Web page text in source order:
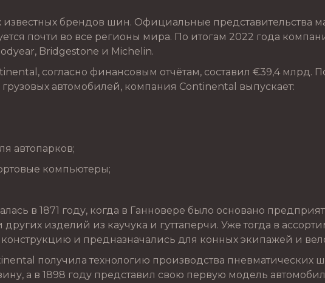
брендов шин. Официальные представительства
почти во все регионы мира. По итогам 2022 года
Bridgestone и Michelin.
согласно финансовым отчётам, составил €39,4 млрд.
автомобилей, компания Continental выпускает:
автопарков;
компьютеры;
в 1871 году, когда в Ганновере было основано
изделий из каучука и гуттаперчи. Уже тогда в
и предназначались для конных экипажей и
получила технологию производства пневматических
а в 1898 году представил свою первую модель